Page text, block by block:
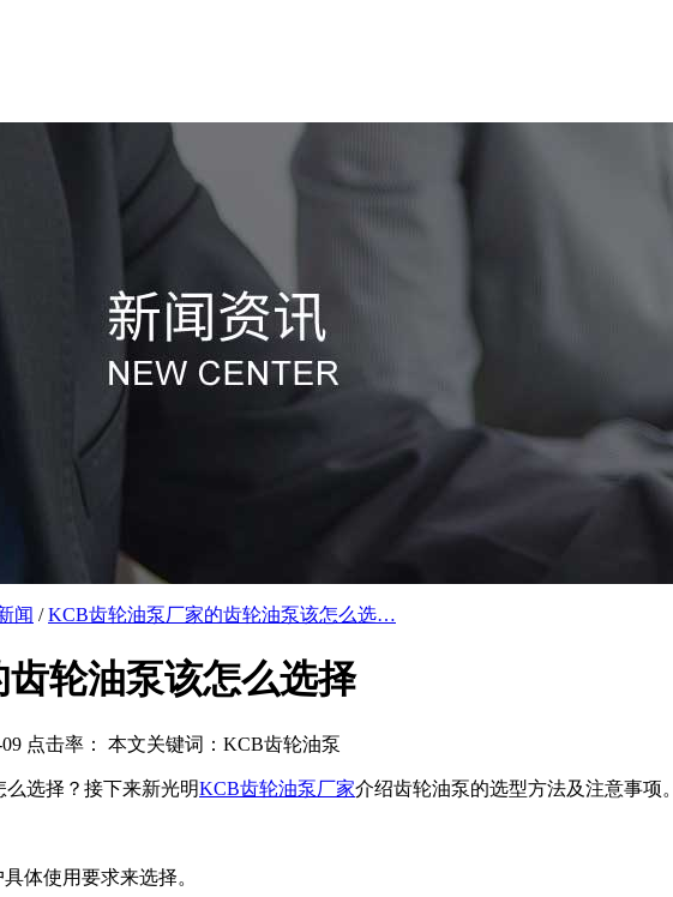
闻 /KCB齿轮油泵厂家的齿轮油泵该怎么选…
轮油泵该怎么选择
点击率： 本文关键词：KCB齿轮油泵
选择？接下来新光明KCB齿轮油泵厂家介绍齿轮油泵的选型方法及注意事项。
体使用要求来选择。